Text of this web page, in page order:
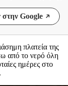
Google
πλατεία της
από το νερό όλη
ημέρες στο
.